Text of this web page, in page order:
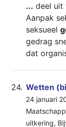
... deel uit
Aanpak
seksueel
gedrag
dat
24. Wetten
24 januari
uitkering,